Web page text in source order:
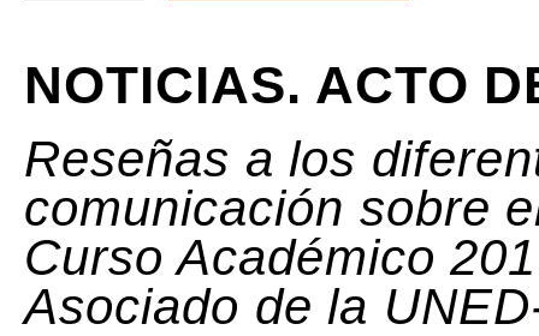
NOTICIAS. ACTO
Reseñas a los
comunicación sobre
Curso Académico
Asociado de la